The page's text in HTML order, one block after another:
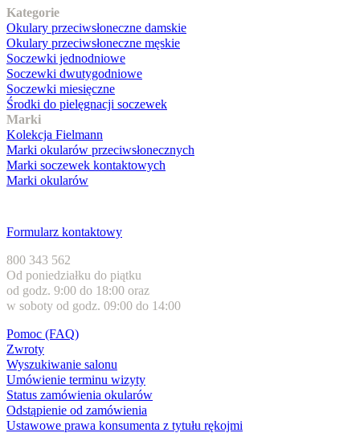
Kategorie
Okulary przeciwsłoneczne damskie
Okulary przeciwsłoneczne męskie
Soczewki jednodniowe
Soczewki dwutygodniowe
Soczewki miesięczne
Środki do pielęgnacji soczewek
Marki
Kolekcja Fielmann
Marki okularów przeciwsłonecznych
Marki soczewek kontaktowych
Marki okularów
Formularz kontaktowy
800 343 562
Od poniedziałku do piątku
od godz. 9:00 do 18:00 oraz
w soboty od godz. 09:00 do 14:00
Pomoc (FAQ)
Zwroty
Wyszukiwanie salonu
Umówienie terminu wizyty
Status zamówienia okularów
Odstąpienie od zamówienia
Ustawowe prawa konsumenta z tytułu rękojmi